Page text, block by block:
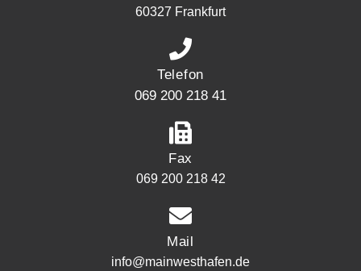
60327 Frankfurt
Telefon
069 200 218 41
Fax
069 200 218 42
Mail
info@mainwesthafen.de